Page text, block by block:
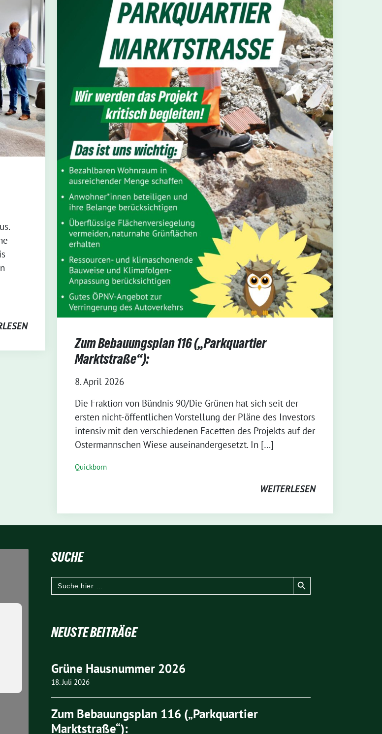
Zum Bebauungsplan 116 („Parkquartier
Marktstraße“):
8. April 2026
Die Fraktion von Bündnis 90/Die Grünen hat sich seit der
ersten nicht-öffentlichen Vorstellung der Pläne des Investors
intensiv mit den verschiedenen Facetten des Projekts auf der
Ostermannschen Wiese auseinandergesetzt. In […]
Quickborn
WEITERLESEN
SUCHE
Search
for:
Search Button
NEUSTE BEITRÄGE
Grüne Hausnummer 2026
18. Juli 2026
Zum Bebauungsplan 116 („Parkquartier
Marktstraße“):